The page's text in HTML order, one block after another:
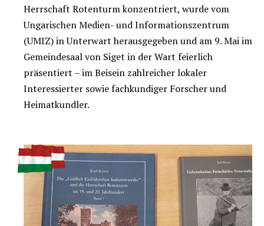
Herrschaft Rotenturm konzentriert, wurde vom
Ungarischen Medien- und Informationszentrum
(UMIZ) in Unterwart herausgegeben und am 9. Mai im
Gemeindesaal von Siget in der Wart feierlich
präsentiert – im Beisein zahlreicher lokaler
Interessierter sowie fachkundiger Forscher und
Heimatkundler.